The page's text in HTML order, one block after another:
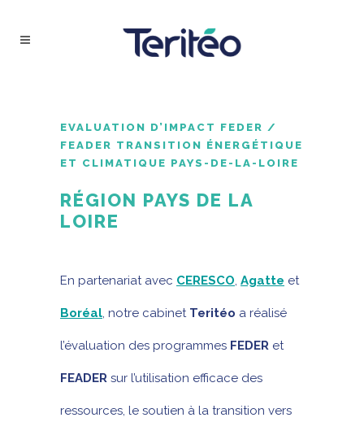
EVALUATION D’IMPACT FEDER /
FEADER TRANSITION ÉNERGÉTIQUE
ET CLIMATIQUE PAYS-DE-LA-LOIRE
RÉGION PAYS DE LA
LOIRE
En partenariat avec CERESCO, Agatte et
Boréal, notre cabinet Teritéo a réalisé
l’évaluation des programmes FEDER et
FEADER sur l’utilisation efficace des
ressources, le soutien à la transition vers